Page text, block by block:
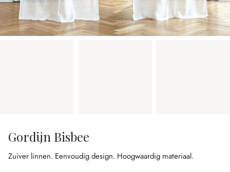
Gordijn Bisbee
Zuiver linnen. Eenvoudig design. Hoogwaardig materiaal.